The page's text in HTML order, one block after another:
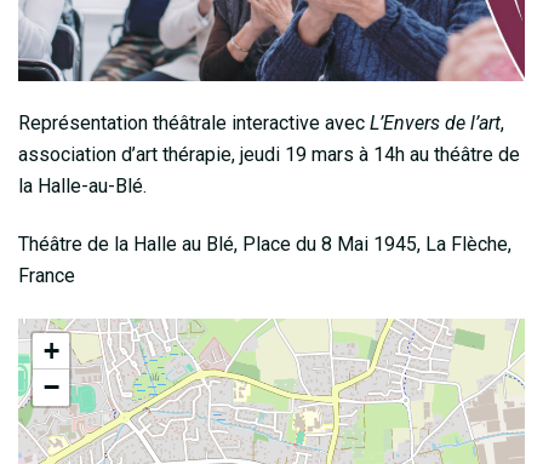
Représentation théâtrale interactive avec L’Envers de l’art,
association d’art thérapie, jeudi 19 mars à 14h au théâtre de
la Halle-au-Blé.
Théâtre de la Halle au Blé, Place du 8 Mai 1945, La Flèche,
France
+
−